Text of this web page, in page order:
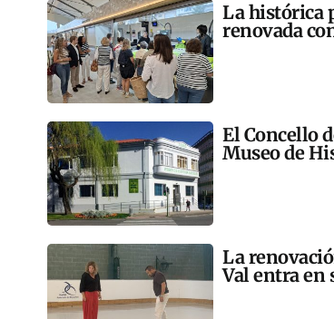
La histórica
renovada
El Concello
Museo de
La
Val entra en